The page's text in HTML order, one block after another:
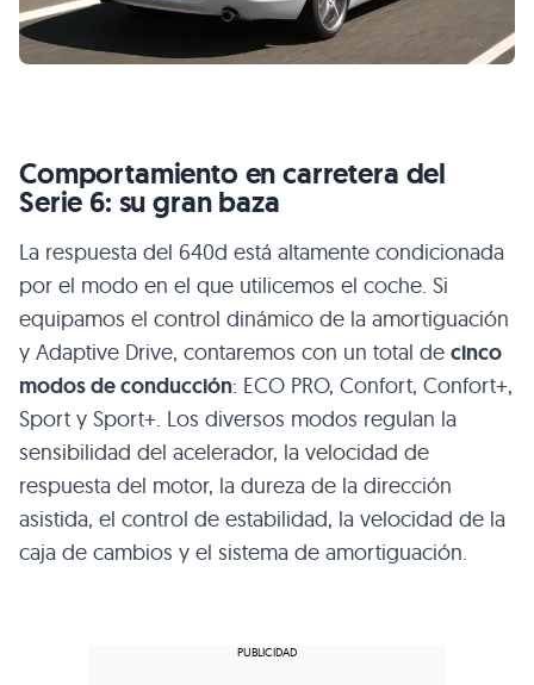
Comportamiento en carretera del
Serie 6: su gran baza
La respuesta del 640d está altamente condicionada
por el modo en el que utilicemos el coche. Si
equipamos el control dinámico de la amortiguación
y Adaptive Drive, contaremos con un total de cinco
modos de conducción: ECO PRO, Confort, Confort+,
Sport y Sport+. Los diversos modos regulan la
sensibilidad del acelerador, la velocidad de
respuesta del motor, la dureza de la dirección
asistida, el control de estabilidad, la velocidad de la
caja de cambios y el sistema de amortiguación.